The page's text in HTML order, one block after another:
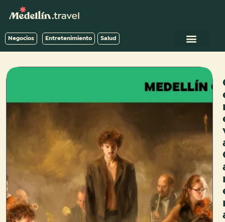
Negocios Entretenimiento Salud